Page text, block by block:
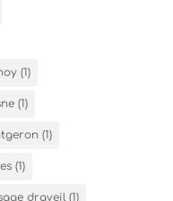
(1)
(1)
(1)
(1)
draveil (1)